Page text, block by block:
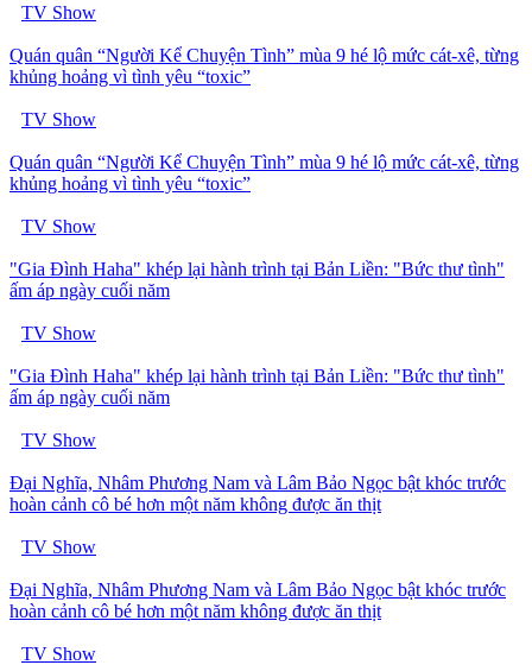
TV Show
Quán quân “Người Kể Chuyện Tình” mùa 9 hé lộ mức cát-xê, từng
khủng hoảng vì tình yêu “toxic”
TV Show
Quán quân “Người Kể Chuyện Tình” mùa 9 hé lộ mức cát-xê, từng
khủng hoảng vì tình yêu “toxic”
TV Show
"Gia Đình Haha" khép lại hành trình tại Bản Liền: "Bức thư tình"
ấm áp ngày cuối năm
TV Show
"Gia Đình Haha" khép lại hành trình tại Bản Liền: "Bức thư tình"
ấm áp ngày cuối năm
TV Show
Đại Nghĩa, Nhâm Phương Nam và Lâm Bảo Ngọc bật khóc trước
hoàn cảnh cô bé hơn một năm không được ăn thịt
TV Show
Đại Nghĩa, Nhâm Phương Nam và Lâm Bảo Ngọc bật khóc trước
hoàn cảnh cô bé hơn một năm không được ăn thịt
TV Show